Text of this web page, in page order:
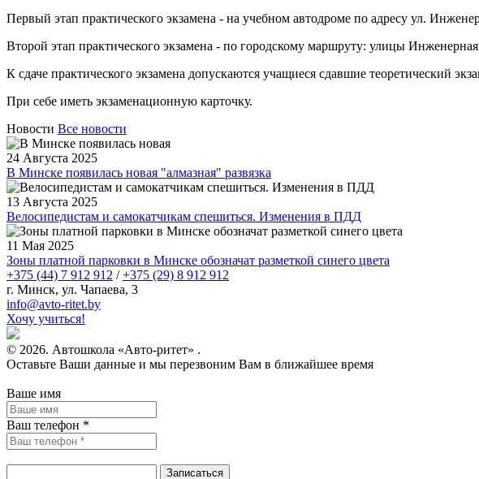
Первый этап практического экзамена - на учебном автодроме по адресу ул.
Второй этап практического экзамена - по городскому маршруту: улицы
К сдаче практического экзамена допускаются учащиеся сдавшие теоретический
При себе иметь экзаменационную карточку.
Новости Все новости
24 Августа 2025
В Минске появилась новая "алмазная" развязка
13 Августа 2025
Велосипедистам и самокатчикам спешиться. Изменения в ПДД
11 Мая 2025
Зоны платной парковки в Минске обозначат разметкой синего цвета
+375 (44) 7 912 912 /+375 (29) 8 912 912
г. Минск, ул. Чапаева, 3
infо@avtо-ritеt.by
Хочу учиться!
© 2026. Автошкола «Авто-ритет» .
Оставьте Ваши данные и мы перезвоним Вам в ближайшее время
Ваше имя
Ваш телефон *